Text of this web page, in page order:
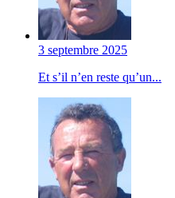
3 septembre 2025
Et s’il n’en reste qu’un...